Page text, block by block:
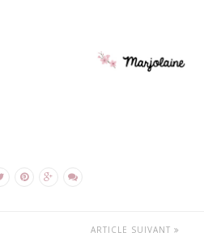
ARTICLE SUIVANT